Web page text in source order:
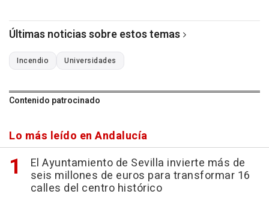
Últimas noticias sobre estos temas
Incendio Universidades
Contenido patrocinado
Lo más leído en Andalucía
El Ayuntamiento de Sevilla invierte más de
seis millones de euros para transformar 16
calles del centro histórico